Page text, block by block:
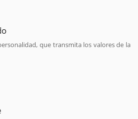
que transmita los valores de la